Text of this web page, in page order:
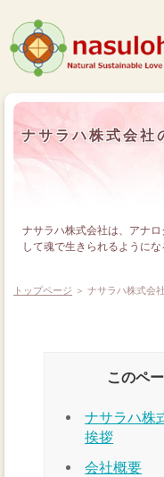
ナサラハ株式会社
ナサラハ株式会社は、アナ
して魂で生きられるように
トップページ ＞ ナサラハ株式会
このペ
ナサラハ
挨拶
会社概要